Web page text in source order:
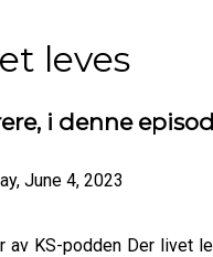
leves
i denne
June 4, 2023
av KS-podden Der livet